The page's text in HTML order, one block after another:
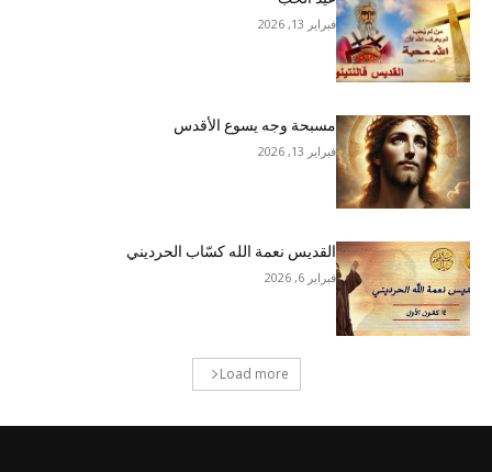
فبراير 13, 2026
مسبحة وجه يسوع الأقدس
فبراير 13, 2026
القديس نعمة الله كسّاب الحرديني
فبراير 6, 2026
Load more